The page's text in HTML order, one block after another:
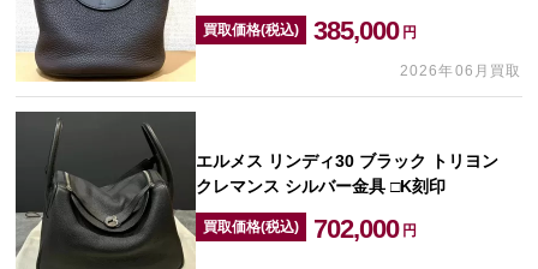
買取価格(税込) 385,000 円
2026年06月買取
エルメス リンディ30 ブラック トリヨン
クレマンス シルバー金具 □K刻印
買取価格(税込) 702,000 円